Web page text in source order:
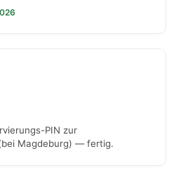
PIN zur
Magdeburg) — fertig.